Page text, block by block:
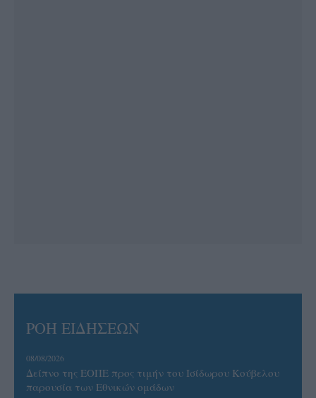
ΡΟΗ ΕΙΔΗΣΕΩΝ
08/08/2026
Δείπνο της ΕΟΠΕ προς τιμήν του Ισίδωρου Κούβελου
παρουσία των Εθνικών ομάδων